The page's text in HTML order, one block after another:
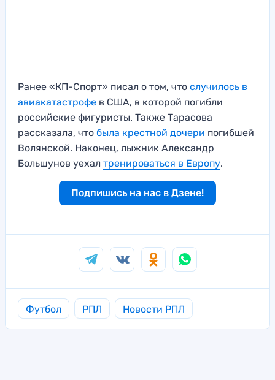
Ранее «КП-Спорт» писал о том, что случилось в
авиакатастрофе в США, в которой погибли
российские фигуристы. Также Тарасова
рассказала, что была крестной дочери погибшей
Волянской. Наконец, лыжник Александр
Большунов уехал тренироваться в Европу.
Подпишись на нас в Дзене!
Футбол РПЛ Новости РПЛ